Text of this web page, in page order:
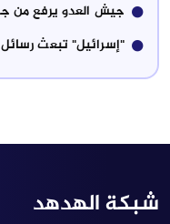
جيش العدو يرفع من
"إسرائيل" تبعث
شبكة الهدهد